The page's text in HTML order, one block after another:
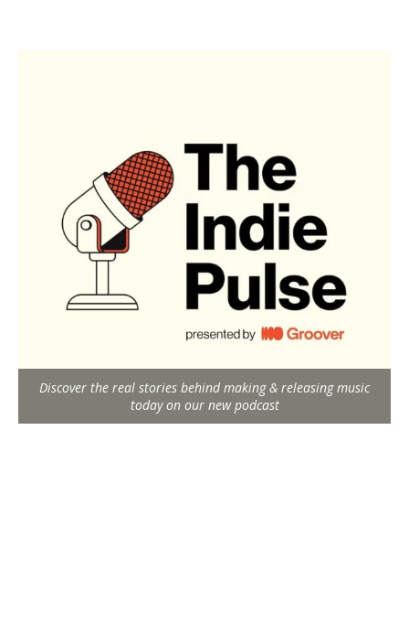
Discover the real stories behind making & releasing music
today on our new podcast